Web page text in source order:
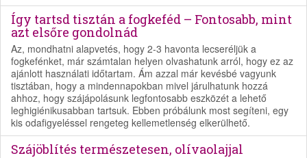
Így tartsd tisztán a fogkeféd – Fontosabb, mint
azt elsőre gondolnád
Az, mondhatni alapvetés, hogy 2-3 havonta lecseréljük a
fogkefénket, már számtalan helyen olvashatunk arról, hogy ez az
ajánlott használati időtartam. Ám azzal már kevésbé vagyunk
tisztában, hogy a mindennapokban mivel járulhatunk hozzá
ahhoz, hogy szájápolásunk legfontosabb eszközét a lehető
leghigiénikusabban tartsuk. Ebben próbálunk most segíteni, egy
kis odafigyeléssel rengeteg kellemetlenség elkerülhető.
Szájöblítés természetesen, olívaolajjal